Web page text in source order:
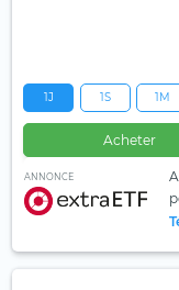
1J 1S 1M
Acheter
ANNONCE